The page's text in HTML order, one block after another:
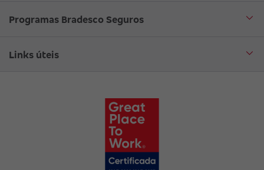
Clube de Vantagens
Canal de Denúncias
Conheça o Grupo Bradesco Seguros
Códigos de Conduta Ética
Programas Bradesco Seguros
Circuito Cultural
Links úteis